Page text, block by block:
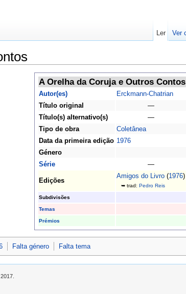
A Orelha da Coruja e Outros Contos
Autor(es)
Erckmann-Chatrian
Título original
—
Título(s) alternativo(s)
—
Tipo de obra
Coletânea
Data da primeira edição 1976
Género
Série
—
Edições
Amigos do Livro(1976)
➥ trad: Pedro Reis
Subdivisões
Temas
Prémios
Falta género Falta tema
Ler Ver